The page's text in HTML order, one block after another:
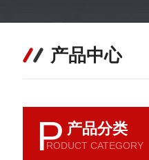
产品中心
P 产品分类
RODUCT CATEGORY